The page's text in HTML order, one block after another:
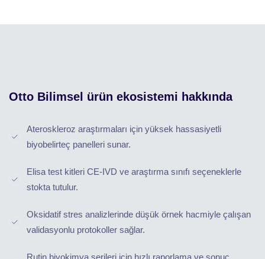
Otto Bilimsel ürün ekosistemi hakkında
Ateroskleroz araştırmaları için yüksek hassasiyetli
biyobelirteç panelleri sunar.
Elisa test kitleri CE-IVD ve araştırma sınıfı seçeneklerle
stokta tutulur.
Oksidatif stres analizlerinde düşük örnek hacmiyle çalışan
validasyonlu protokoller sağlar.
Rutin biyokimya serileri için hızlı raporlama ve sonuç